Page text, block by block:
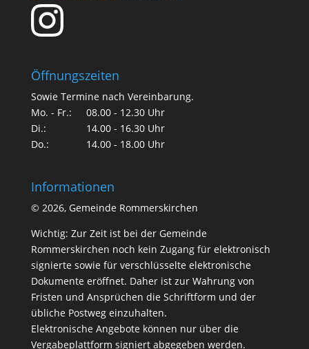
Öffnungszeiten
Sowie Termine nach Vereinbarung.
Mo. - Fr.:
08.00 - 12.30 Uhr
Di.:
14.00 - 16.30 Uhr
Do.:
14.00 - 18.00 Uhr
Informationen
© 2026, Gemeinde Rommerskirchen
Wichtig: Zur Zeit ist bei der Gemeinde
Rommerskirchen noch kein Zugang für elektronisch
signierte sowie für verschlüsselte elektronische
Dokumente eröffnet. Daher ist zur Wahrung von
Fristen und Ansprüchen die Schriftform und der
übliche Postweg einzuhalten.
Elektronische Angebote können nur über die
Vergabeplattform signiert abgegeben werden.